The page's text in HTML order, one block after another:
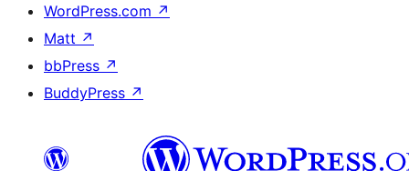
WordPress.com ↗
Matt ↗
bbPress ↗
BuddyPress ↗